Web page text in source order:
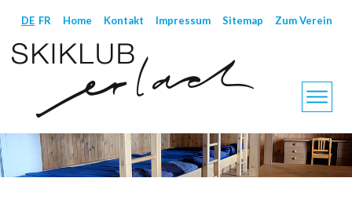
Zum Verein
Sitemap
Impressum
Kontakt
Home
DE FR